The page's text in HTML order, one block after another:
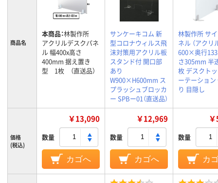
商品名
本商品：林製作所
アクリルデスクパネ
ル 幅400x高さ
400mm 据え置き
型 1枚 （直送品）
サンケーキコム 新
型コロナウィルス飛
沫対策用アクリル板
スタンド付 開口部
あり
W900×H600mm ス
プラッシュブロッカ
ー SPBー01（直送品）
林製作所 サ
ネル （アクリ
600×奥行
さ305mm 半
枚 デスクト
ーテーション
り 目隠し
価格
(税込)
￥13,090
数量
カゴへ
￥12,969
数量
カゴへ
数量
カ